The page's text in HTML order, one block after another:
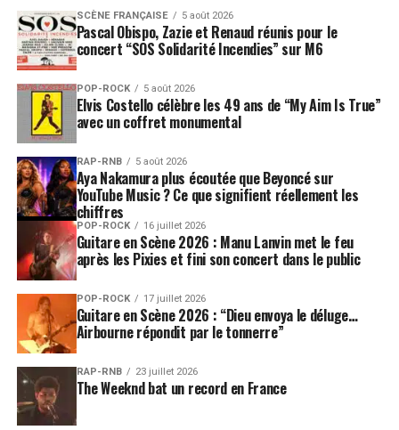
SCÈNE FRANÇAISE 5 août 2026
Pascal Obispo, Zazie et Renaud réunis pour le
concert “SOS Solidarité Incendies” sur M6
POP-ROCK 5 août 2026
Elvis Costello célèbre les 49 ans de “My Aim Is True”
avec un coffret monumental
RAP-RNB 5 août 2026
Aya Nakamura plus écoutée que Beyoncé sur
YouTube Music ? Ce que signifient réellement les
chiffres
POP-ROCK 16 juillet 2026
Guitare en Scène 2026 : Manu Lanvin met le feu
après les Pixies et fini son concert dans le public
POP-ROCK 17 juillet 2026
Guitare en Scène 2026 : “Dieu envoya le déluge…
Airbourne répondit par le tonnerre”
RAP-RNB 23 juillet 2026
The Weeknd bat un record en France